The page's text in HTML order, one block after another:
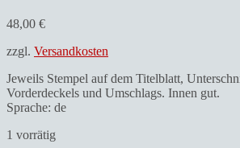
48,00 €
zzgl. Versandkosten
Jeweils Stempel auf dem Titelblatt,
Vorderdeckels und Umschlags. Innen gut.
Sprache: de
1 vorrätig